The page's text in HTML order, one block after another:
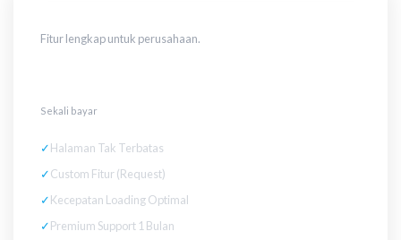
Fitur lengkap untuk perusahaan.
Sekali bayar
✓Halaman Tak Terbatas
✓Custom Fitur (Request)
✓Kecepatan Loading Optimal
✓Premium Support 1 Bulan